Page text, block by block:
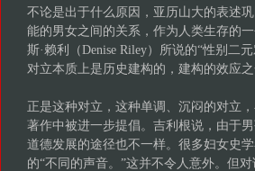
不论是出于什么原因，亚历山大的表述
能的男女之间的关系，作为人类生存的
斯·赖利（Denise Riley）所说的“性别二
对立本质上是历史建构的，建构的效应
正是这种对立，这种单调、沉闷的对立
著作中被进一步提倡。吉利根说，由于
道德发展的途径也不一样。很多妇女史
的“不同的声音。”这并不令人意外。但